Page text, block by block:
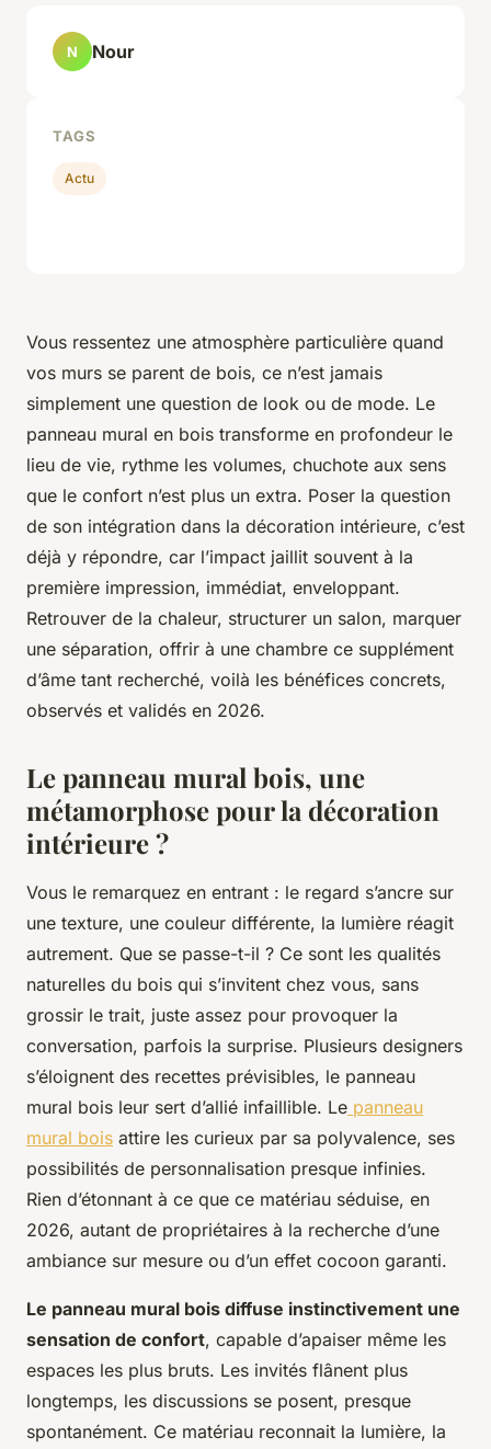
Vous ressentez une atmosphère particulière quand
vos murs se parent de bois, ce n’est jamais
simplement une question de look ou de mode. Le
panneau mural en bois transforme en profondeur le
lieu de vie, rythme les volumes, chuchote aux sens
que le confort n’est plus un extra. Poser la question
de son intégration dans la décoration intérieure, c’est
déjà y répondre, car l’impact jaillit souvent à la
première impression, immédiat, enveloppant.
Retrouver de la chaleur, structurer un salon, marquer
une séparation, offrir à une chambre ce supplément
d’âme tant recherché, voilà les bénéfices concrets,
observés et validés en 2026.
Le panneau mural bois, une
métamorphose pour la décoration
intérieure ?
Vous le remarquez en entrant : le regard s’ancre sur
une texture, une couleur différente, la lumière réagit
autrement. Que se passe-t-il ? Ce sont les qualités
naturelles du bois qui s’invitent chez vous, sans
grossir le trait, juste assez pour provoquer la
conversation, parfois la surprise. Plusieurs designers
s’éloignent des recettes prévisibles, le panneau
mural bois leur sert d’allié infaillible. Le panneau
mural bois attire les curieux par sa polyvalence, ses
possibilités de personnalisation presque infinies.
Rien d’étonnant à ce que ce matériau séduise, en
2026, autant de propriétaires à la recherche d’une
ambiance sur mesure ou d’un effet cocoon garanti.
Le panneau mural bois diffuse instinctivement une
sensation de confort, capable d’apaiser même les
espaces les plus bruts. Les invités flânent plus
longtemps, les discussions se posent, presque
spontanément. Ce matériau reconnait la lumière, la
N Nour
TAGS
Actu